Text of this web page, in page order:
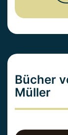
Bücher
Müller